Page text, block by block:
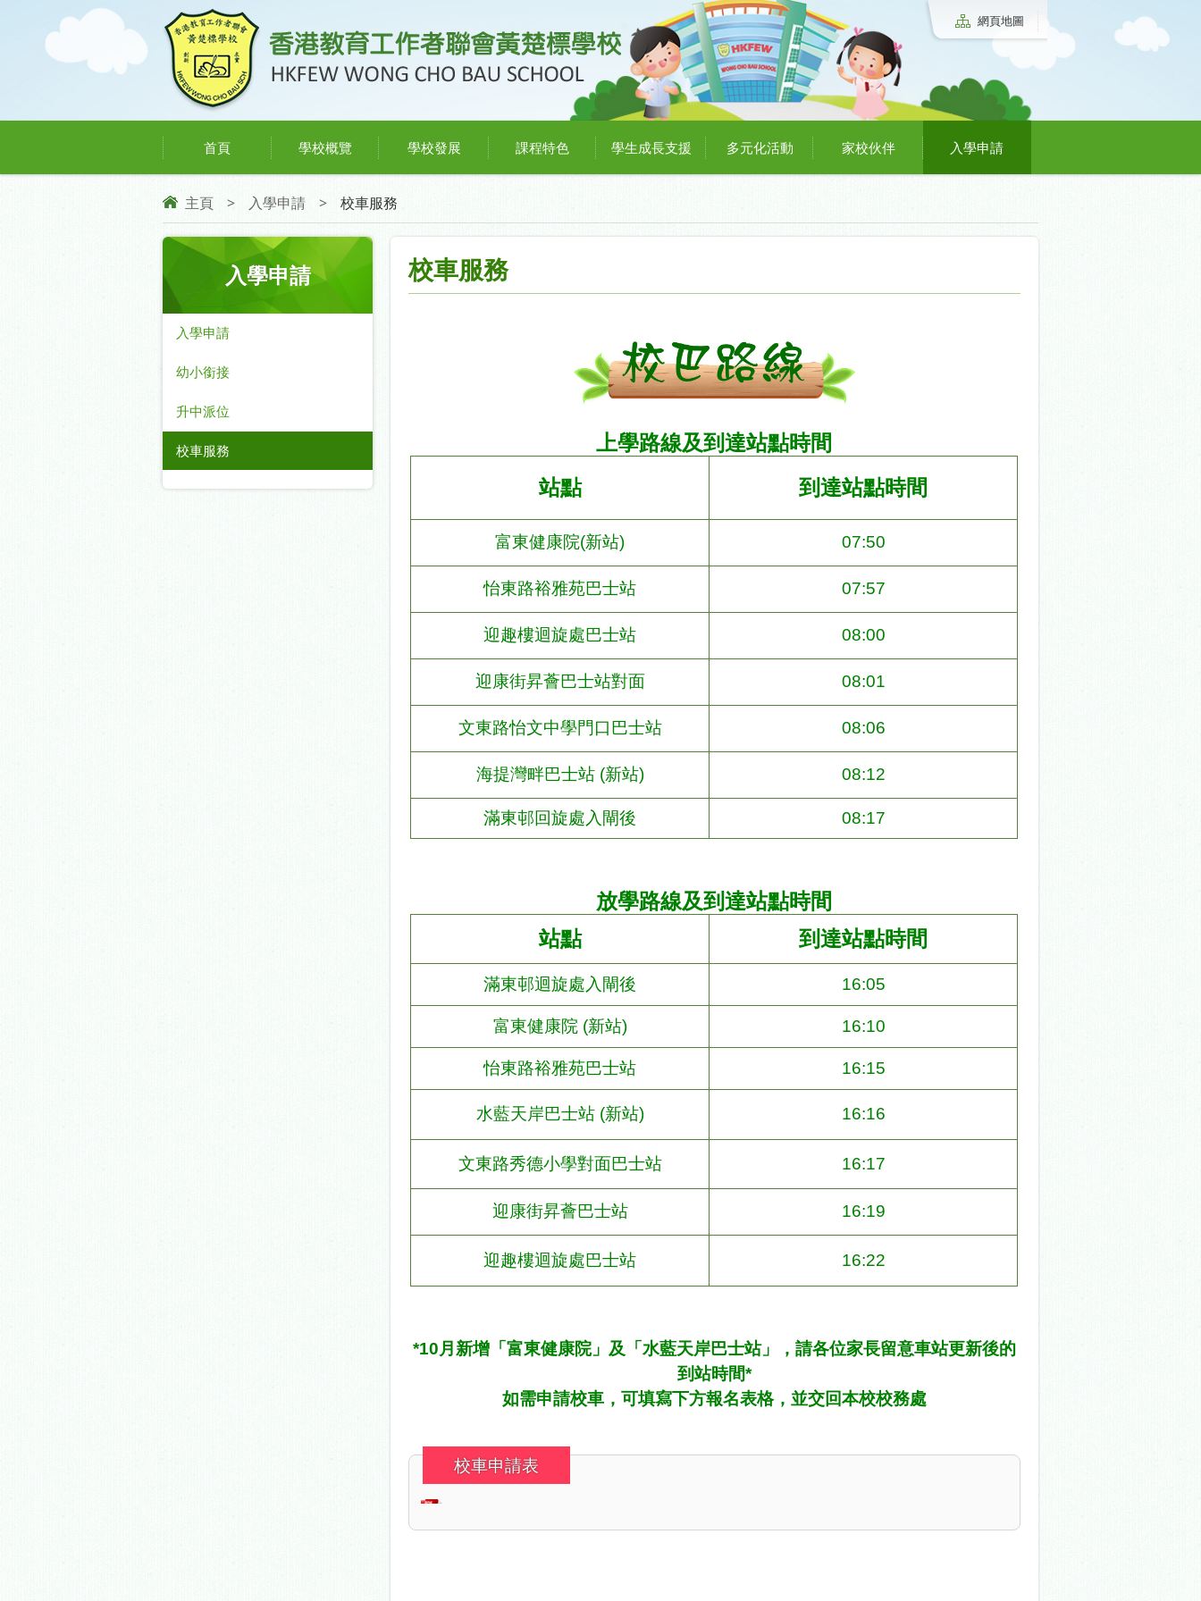
網頁地圖
首頁 學校概覽 學校發展 課程特色 學生成長支援 多元化活動 家校伙伴 入學申請
主頁 > 入學申請 > 校車服務
入學申請
入學申請
幼小銜接
升中派位
校車服務
校車服務
上學路線及到達站點時間
站點
到達站點時間
富東健康院(新站) 07:50
怡東路裕雅苑巴士站 07:57
迎趣樓迴旋處巴士站 08:00
迎康街昇薈巴士站對面 08:01
文東路怡文中學門口巴士站 08:06
海提灣畔巴士站(新站) 08:12
滿東邨回旋處入閘後 08:17
放學路線及到達站點時間
站點
到達站點時間
滿東邨迴旋處入閘後 16:05
富東健康院(新站) 16:10
怡東路裕雅苑巴士站 16:15
水藍天岸巴士站(新站) 16:16
文東路秀德小學對面巴士站 16:17
迎康街昇薈巴士站 16:19
迎趣樓迴旋處巴士站 16:22
*10月新增「富東健康院」及「水藍天岸巴士站」，請各位家長留意車站更新後的
到站時間*
如需申請校車，可填寫下方報名表格，並交回本校校務處
校車申請表